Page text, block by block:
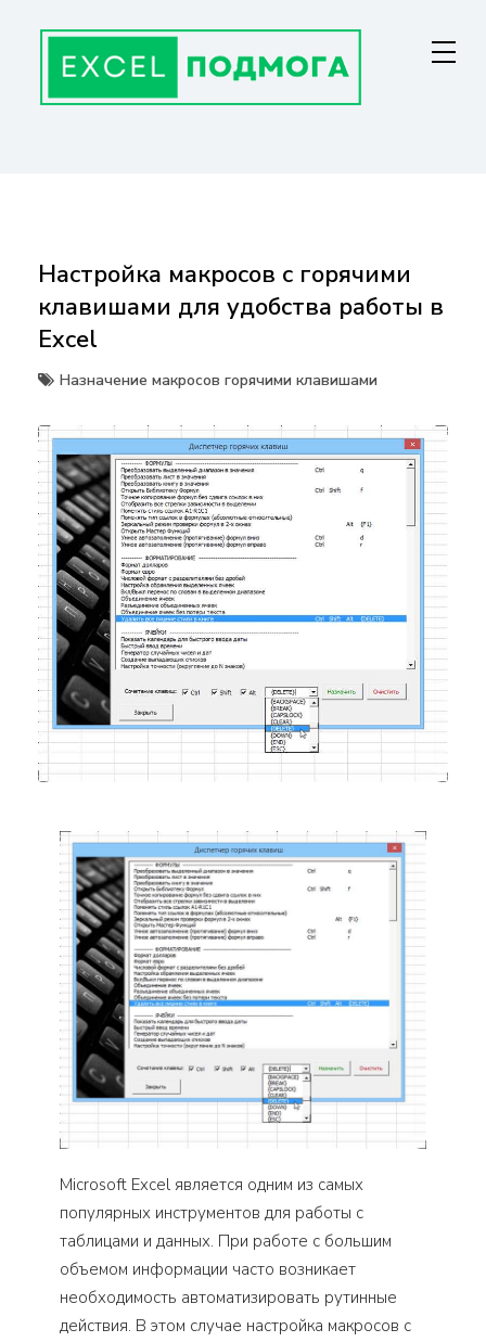
содержанию
Настройка макросов с горячими
клавишами для удобства работы в
Excel
Назначение макросов горячими клавишами
Microsoft Excel является одним из самых
популярных инструментов для работы с
таблицами и данных. При работе с большим
объемом информации часто возникает
необходимость автоматизировать рутинные
действия. В этом случае настройка макросов с